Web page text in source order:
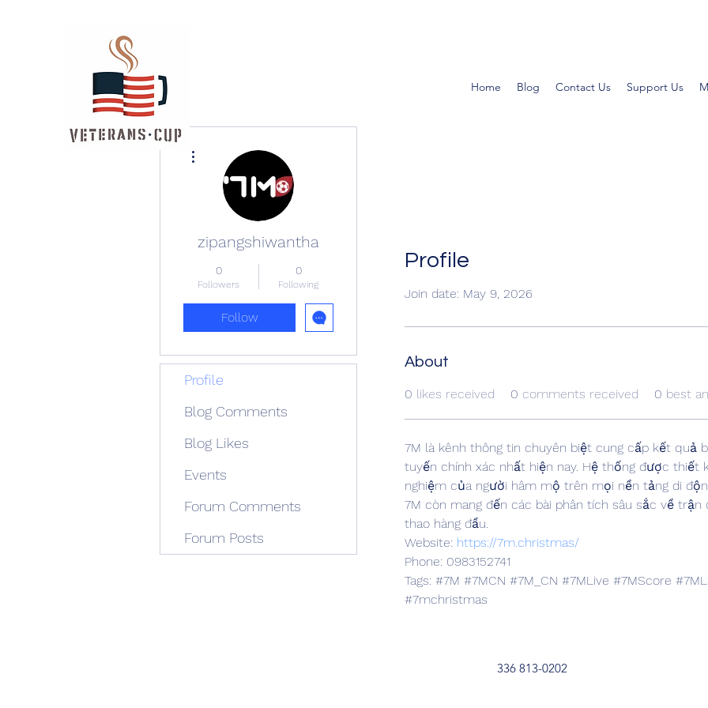
Home Blog Contact Us Support Us
Profile
Join date: May 9, 2026
About
0 likes received 0 comments received 0 best
7M là kênh thông tin chuyên biệt cung cấp kết quả
tuyến chính xác nhất hiện nay. Hệ thống được thiết
nghiệm của người hâm mộ trên mọi nền tảng di
7M còn mang đến các bài phân tích sâu sắc về
thao hàng đầu.
Website: https://7m.christmas/
Phone: 0983152741
Tags: #7M #7MCN #7M_CN #7MLive #7MScore
#7mchristmas
zipangshiwantha
0
Followers
0
Following
Follow
Profile
Blog Comments
Blog Likes
Events
Forum Comments
Forum Posts
336 813-0202